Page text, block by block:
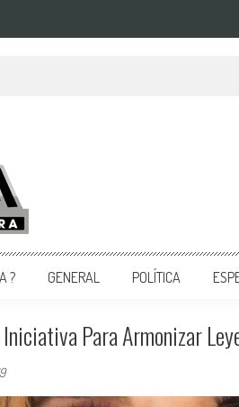
Sonora
? GENERAL POLÍTICA
Para Armonizar